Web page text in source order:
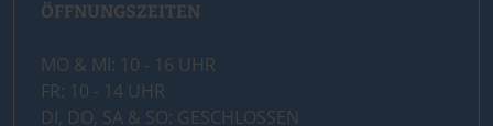
ÖFFNUNGSZEITEN
MO & MI: 10 - 16 UHR
FR: 10 - 14 UHR
DI, DO, SA & SO: GESCHLOSSEN